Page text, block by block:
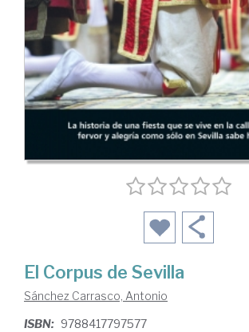
El Corpus de Sevilla
Sánchez Carrasco, Antonio
ISBN: 9788417797577